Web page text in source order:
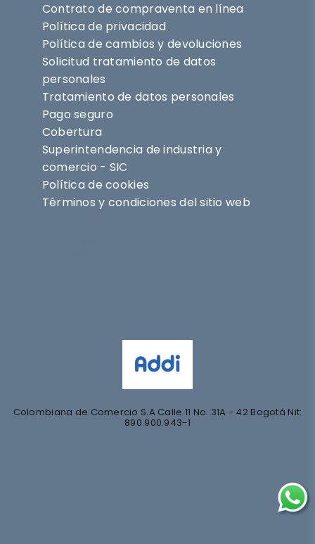
Contrato de compraventa en línea
Política de privacidad
Política de cambios y devoluciones
Solicitud tratamiento de datos
personales
Tratamiento de datos personales
Pago seguro
Cobertura
Superintendencia de industria y
comercio - SIC
Política de cookies
Términos y condiciones del sitio web
Colombiana de Comercio S.A Calle 11 No. 31A - 42 Bogotá Nit:
890.900.943-1